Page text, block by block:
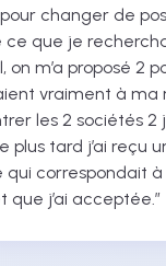
changer de
que je
on m’a proposé 2
vraiment à ma
les 2 sociétés 2
plus tard j’ai reçu
qui correspondait
que j’ai acceptée.”